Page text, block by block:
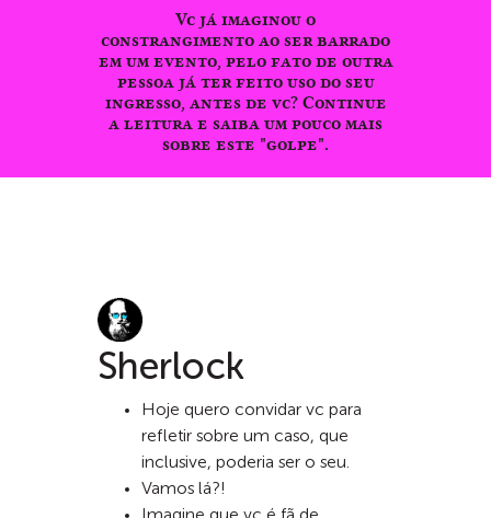
Vc já imaginou o
constrangimento ao ser barrado
em um evento, pelo fato de outra
pessoa já ter feito uso do seu
ingresso, antes de vc? Continue
a leitura e saiba um pouco mais
sobre este "golpe".
Sherlock
Hoje quero convidar vc para
refletir sobre um caso, que
inclusive, poderia ser o seu.
Vamos lá?!